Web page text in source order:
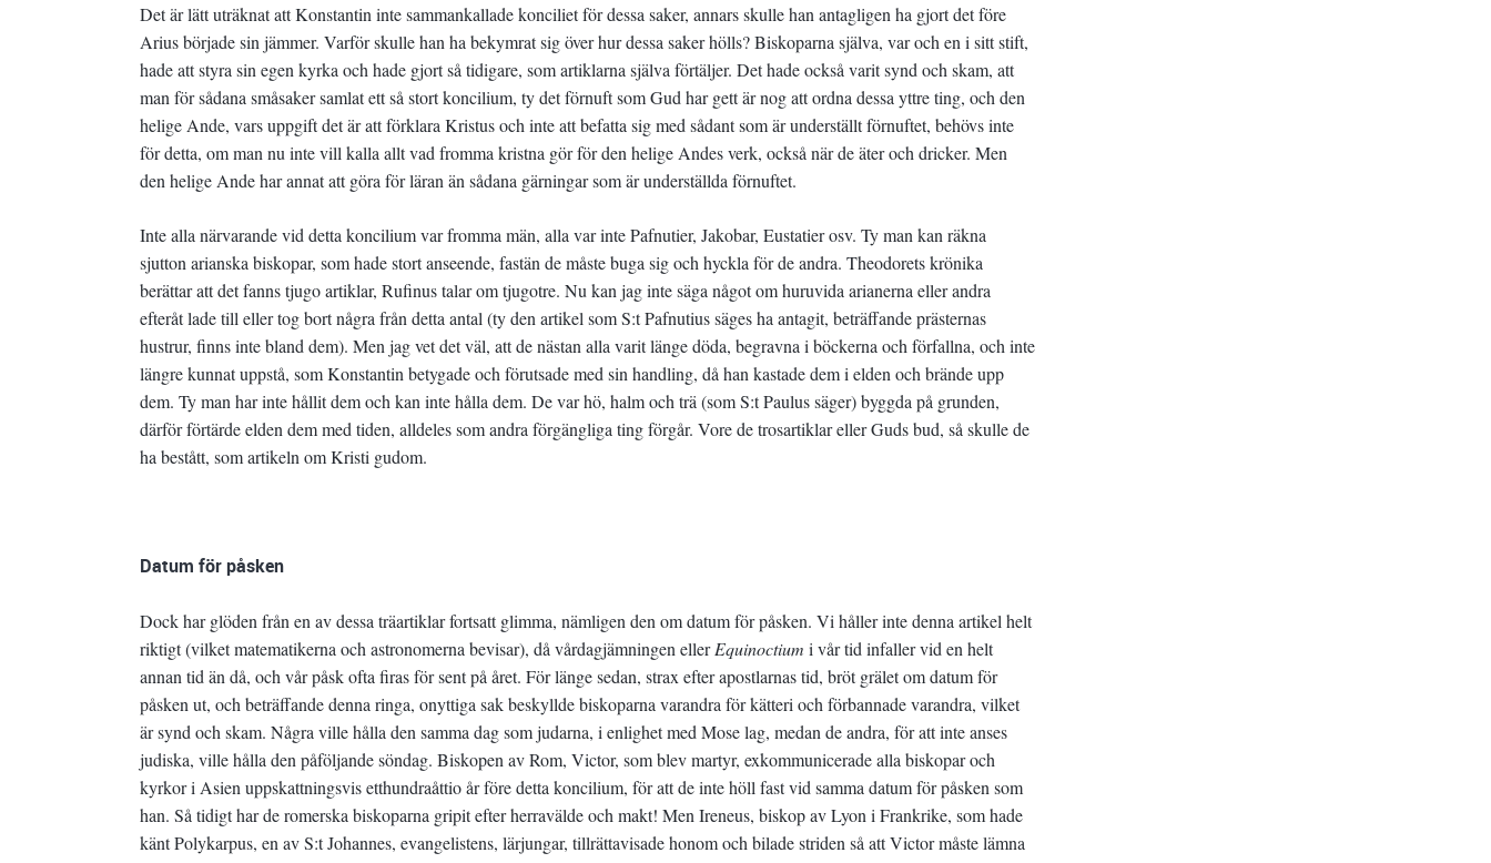
Det är lätt uträknat att Konstantin inte sammankallade konciliet för dessa saker, annars skulle han antagligen ha gjort det före
Arius började sin jämmer. Varför skulle han ha bekymrat sig över hur dessa saker hölls? Biskoparna själva, var och en i sitt stift,
hade att styra sin egen kyrka och hade gjort så tidigare, som artiklarna själva förtäljer. Det hade också varit synd och skam, att
man för sådana småsaker samlat ett så stort koncilium, ty det förnuft som Gud har gett är nog att ordna dessa yttre ting, och den
helige Ande, vars uppgift det är att förklara Kristus och inte att befatta sig med sådant som är underställt förnuftet, behövs inte
för detta, om man nu inte vill kalla allt vad fromma kristna gör för den helige Andes verk, också när de äter och dricker. Men
den helige Ande har annat att göra för läran än sådana gärningar som är underställda förnuftet.
Inte alla närvarande vid detta koncilium var fromma män, alla var inte Pafnutier, Jakobar, Eustatier osv. Ty man kan räkna
sjutton arianska biskopar, som hade stort anseende, fastän de måste buga sig och hyckla för de andra. Theodorets krönika
berättar att det fanns tjugo artiklar, Rufinus talar om tjugotre. Nu kan jag inte säga något om huruvida arianerna eller andra
efteråt lade till eller tog bort några från detta antal (ty den artikel som S:t Pafnutius säges ha antagit, beträffande prästernas
hustrur, finns inte bland dem). Men jag vet det väl, att de nästan alla varit länge döda, begravna i böckerna och förfallna, och inte
längre kunnat uppstå, som Konstantin betygade och förutsade med sin handling, då han kastade dem i elden och brände upp
dem. Ty man har inte hållit dem och kan inte hålla dem. De var hö, halm och trä (som S:t Paulus säger) byggda på grunden,
därför förtärde elden dem med tiden, alldeles som andra förgängliga ting förgår. Vore de trosartiklar eller Guds bud, så skulle de
ha bestått, som artikeln om Kristi gudom.
Datum för påsken
Dock har glöden från en av dessa träartiklar fortsatt glimma, nämligen den om datum för påsken. Vi håller inte denna artikel helt
riktigt (vilket matematikerna och astronomerna bevisar), då vårdagjämningen ellerEquinoctium i vår tid infaller vid en helt
annan tid än då, och vår påsk ofta firas för sent på året. För länge sedan, strax efter apostlarnas tid, bröt grälet om datum för
påsken ut, och beträffande denna ringa, onyttiga sak beskyllde biskoparna varandra för kätteri och förbannade varandra, vilket
är synd och skam. Några ville hålla den samma dag som judarna, i enlighet med Mose lag, medan de andra, för att inte anses
judiska, ville hålla den påföljande söndag. Biskopen av Rom, Victor, som blev martyr, exkommunicerade alla biskopar och
kyrkor i Asien uppskattningsvis etthundraåttio år före detta koncilium, för att de inte höll fast vid samma datum för påsken som
han. Så tidigt har de romerska biskoparna gripit efter herravälde och makt! Men Ireneus, biskop av Lyon i Frankrike, som hade
känt Polykarpus, en av S:t Johannes, evangelistens, lärjungar, tillrättavisade honom och bilade striden så att Victor måste lämna